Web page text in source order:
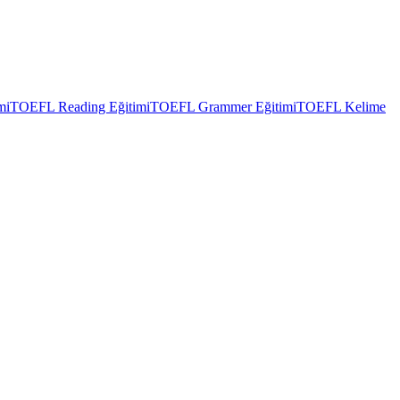
TOEFL Reading EğitimiTOEFL Grammer EğitimiTOEFL Kelime